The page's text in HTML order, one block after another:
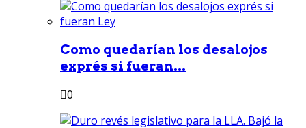
Como quedarían los desalojos
exprés si fueran...
0